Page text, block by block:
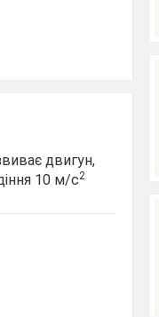
двигун,
10 м/с2